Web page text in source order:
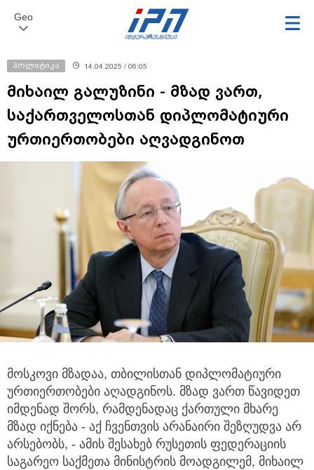
Geo
პოლიტიკა 14.04.2025 / 06:05
მიხაილ გალუზინი - მზად ვართ,
საქართველოსთან დიპლომატიური
ურთიერთობები აღვადგინოთ
მოსკოვი მზადაა, თბილისთან დიპლომატიური
ურთიერთობები აღადგინოს. მზად ვართ წავიდეთ
იმდენად შორს, რამდენადაც ქართული მხარე
მზად იქნება - აქ ჩვენთვის არანაირი შეზღუდვა არ
არსებობს, - ამის შესახებ რუსეთის ფედერაციის
საგარეო საქმეთა მინისტრის მოადგილემ, მიხაილ